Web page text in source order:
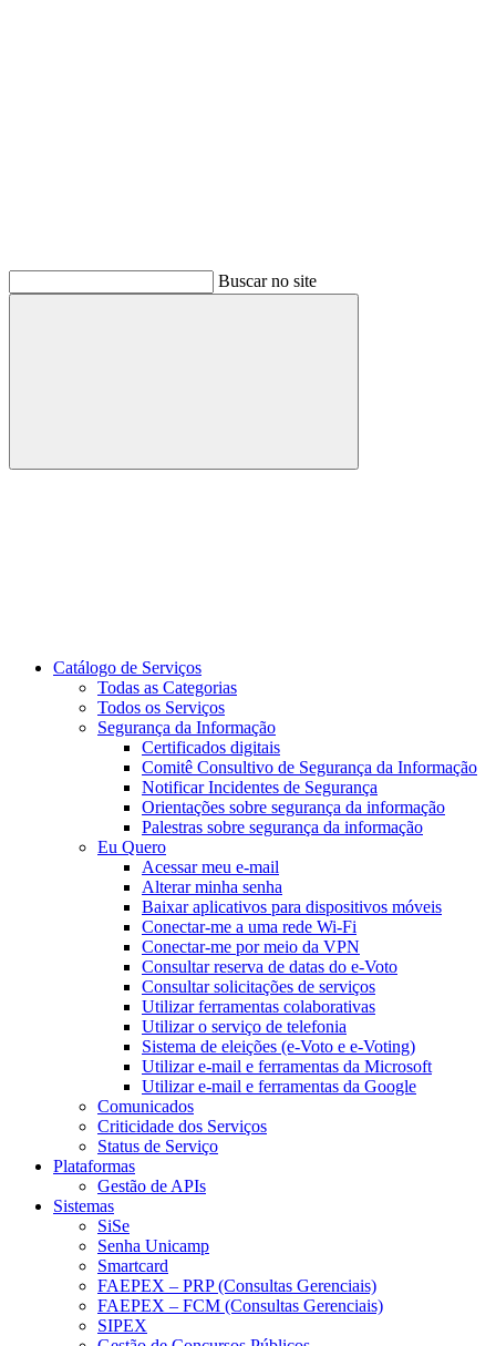
Buscar no site
Buscar
Catálogo de Serviços
Todas as Categorias
Todos os Serviços
Segurança da Informação
Certificados digitais
Comitê Consultivo de Segurança da Informação
Notificar Incidentes de Segurança
Orientações sobre segurança da informação
Palestras sobre segurança da informação
Eu Quero
Acessar meu e-mail
Alterar minha senha
Baixar aplicativos para dispositivos móveis
Conectar-me a uma rede Wi-Fi
Conectar-me por meio da VPN
Consultar reserva de datas do e-Voto
Consultar solicitações de serviços
Utilizar ferramentas colaborativas
Utilizar o serviço de telefonia
Sistema de eleições (e-Voto e e-Voting)
Utilizar e-mail e ferramentas da Microsoft
Utilizar e-mail e ferramentas da Google
Comunicados
Criticidade dos Serviços
Status de Serviço
Plataformas
Gestão de APIs
Sistemas
SiSe
Senha Unicamp
Smartcard
FAEPEX – PRP (Consultas Gerenciais)
FAEPEX – FCM (Consultas Gerenciais)
SIPEX